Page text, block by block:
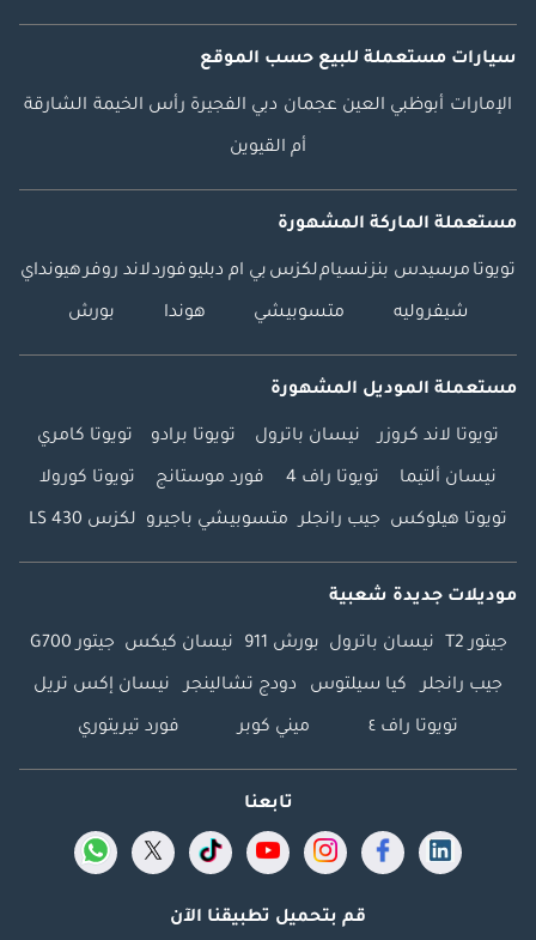
سيارات مستعملة للبيع حسب الموقع
الإمارات أبوظبي العين عجمان دبي الفجيرة رأس الخيمة الشارقة
أم القيوين
مستعملة الماركة المشهورة
تويوتا مرسيدس بنزنسياملكزس بي ام دبليوفوردلاند روفرهيونداي
شيفروليه متسوبيشي هوندا بورش
مستعملة الموديل المشهورة
تويوتا لاند كروزر نيسان باترول تويوتا برادو تويوتا كامري
نيسان ألتيما تويوتا راف 4 فورد موستانج تويوتا كورولا
تويوتا هيلوكس جيب رانجلر متسوبيشي باجيرو لكزس LS 430
موديلات جديدة شعبية
جيتور T2 نيسان باترول بورش 911 نيسان كيكس جيتور G700
جيب رانجلر كيا سيلتوس دودج تشالينجر نيسان إكس تريل
تويوتا راف ٤ ميني كوبر فورد تيريتوري
تابعنا
قم بتحميل تطبيقنا الآن